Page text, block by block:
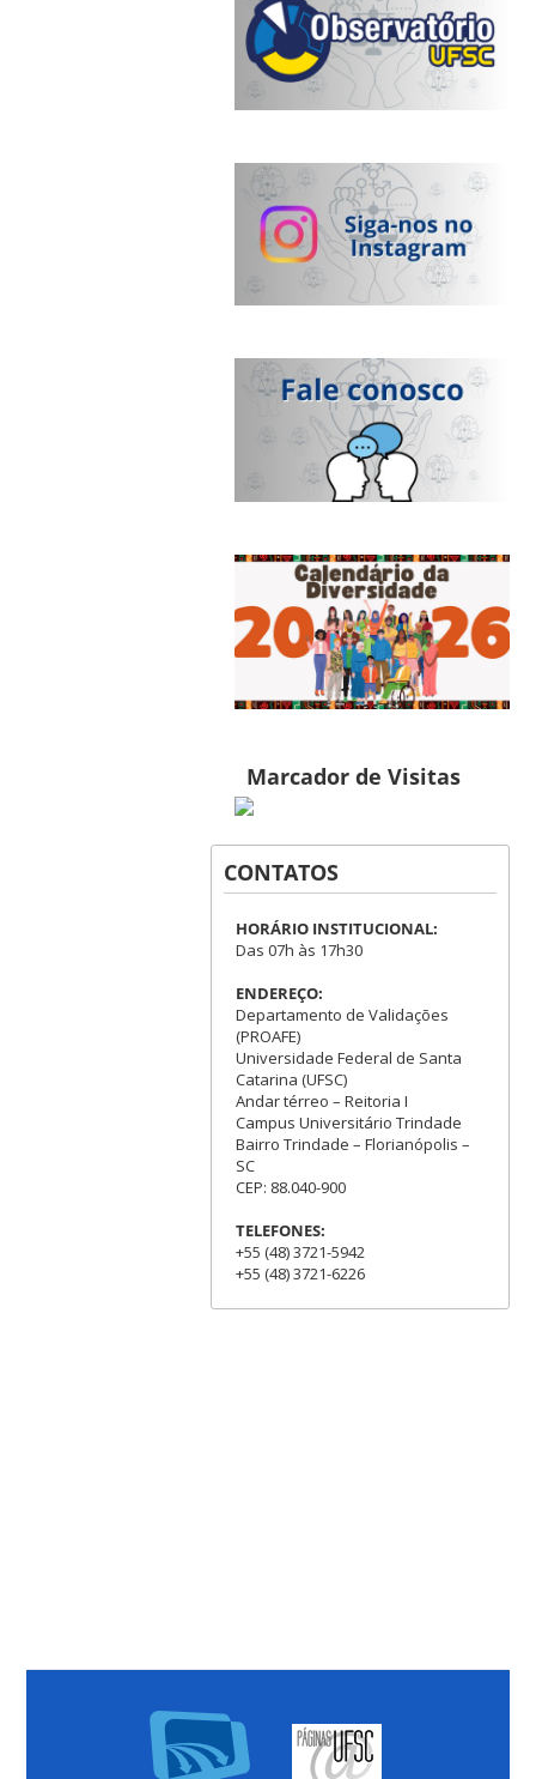
Marcador de Visitas
CONTATOS
HORÁRIO INSTITUCIONAL:
Das 07h às 17h30
ENDEREÇO:
Departamento de Validações
(PROAFE)
Universidade Federal de Santa
Catarina (UFSC)
Andar térreo – Reitoria I
Campus Universitário Trindade
Bairro Trindade – Florianópolis –
SC
CEP: 88.040-900
TELEFONES:
+55 (48) 3721-5942
+55 (48) 3721-6226